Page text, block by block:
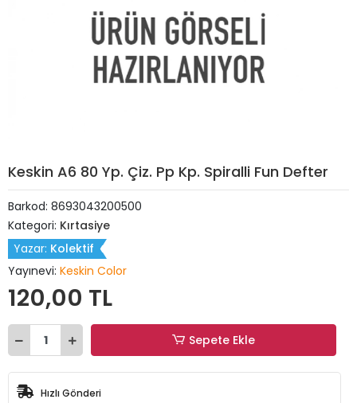
Keskin A6 80 Yp. Çiz. Pp Kp. Spiralli Fun Defter
Barkod: 8693043200500
Kategori: Kırtasiye
Yazar: Kolektif
Yayınevi: Keskin Color
120,00 TL
Sepete Ekle
Hızlı Gönderi